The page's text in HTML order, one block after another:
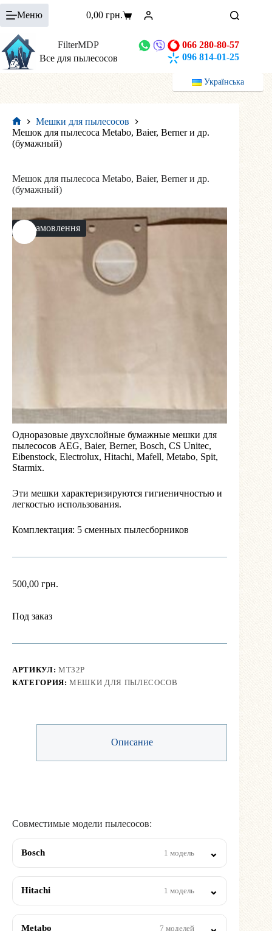
Перейти
сути
Меню Корзина
0,00грн.
FilterMDP
Все для пылесосов
066 280-80-57
096 814-01-25
Українська
Главная
Мешки для пылесосов
Мешок для пылесоса Metabo, Baier, Berner и др.
(бумажный)
Мешок для пылесоса Metabo, Baier, Berner и др.
(бумажный)
На замовлення
Одноразовые двухслойные бумажные мешки для
пылесосов AEG, Baier, Berner, Bosch, CS Unitec,
Eibenstock, Electrolux, Hitachi, Mafell, Metabo, Spit,
Starmix.
Эти мешки характеризируются гигиеничностью и
легкостью использования.
Комплектация: 5 сменных пылесборников
500,00 грн.
Под заказ
АРТИКУЛ: MT32P
КАТЕГОРИЯ:МЕШКИ ДЛЯ ПЫЛЕСОСОВ
Описание
Совместимые модели пылесосов:
Bosch 1 модель
Hitachi 1 модель
Metabo 7 моделей